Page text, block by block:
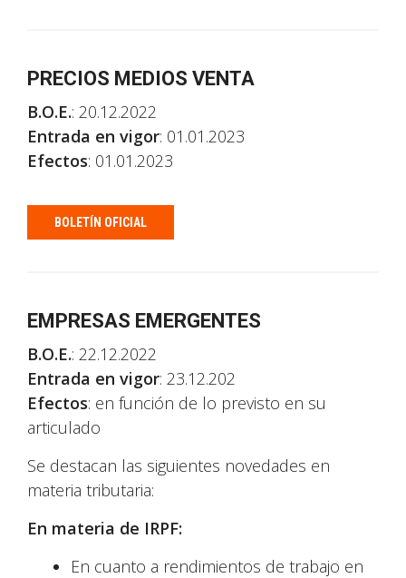
PRECIOS MEDIOS VENTA
B.O.E.: 20.12.2022
Entrada en vigor: 01.01.2023
Efectos: 01.01.2023
BOLETÍN OFICIAL
EMPRESAS EMERGENTES
B.O.E.: 22.12.2022
Entrada en vigor: 23.12.202
Efectos: en función de lo previsto en su
articulado
Se destacan las siguientes novedades en
materia tributaria:
En materia de IRPF:
En cuanto a rendimientos de trabajo en